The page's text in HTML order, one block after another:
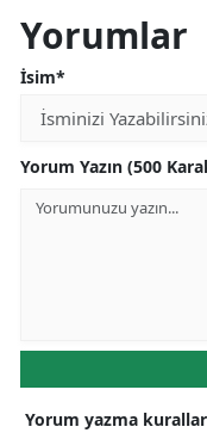
Yorumlar
İsim*
Yorum Yazın (500
Yorum yazma